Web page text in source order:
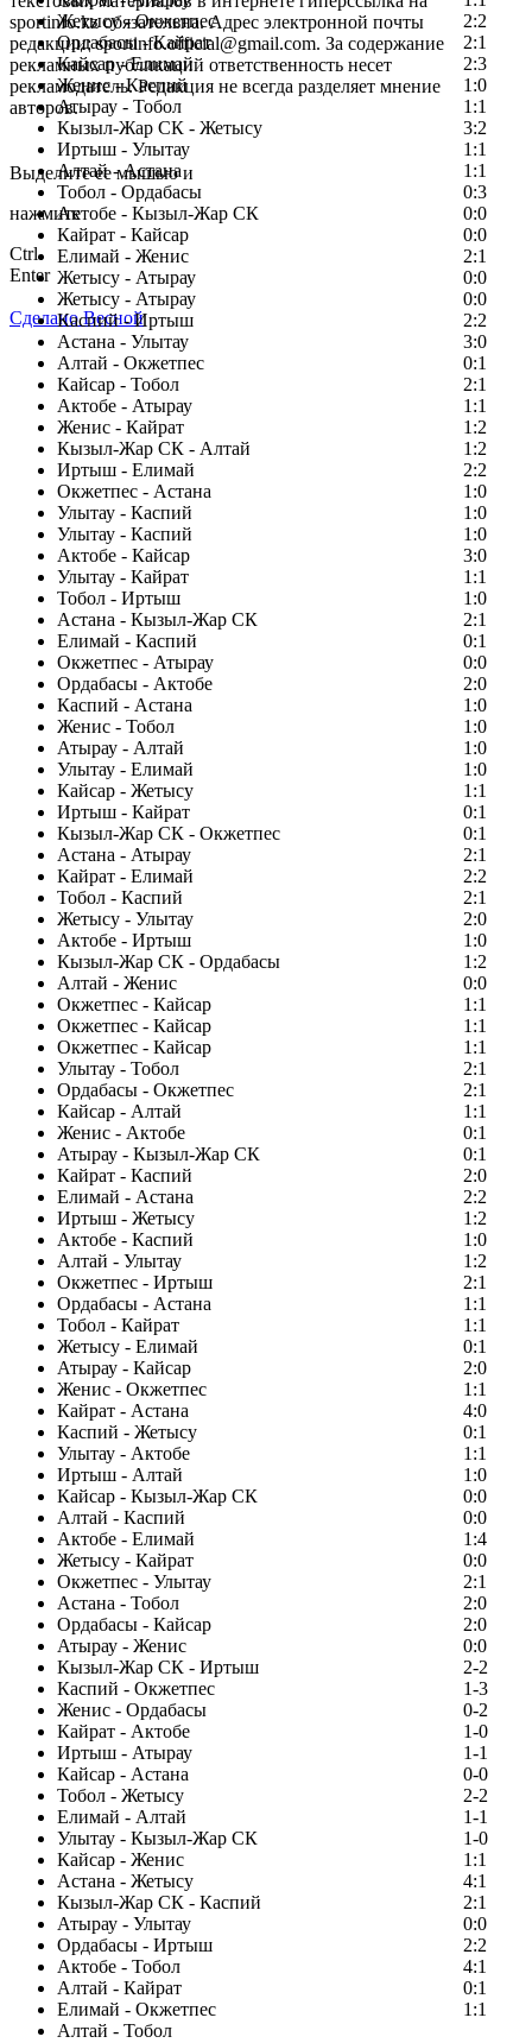
Жетысу - Окжетпес
2:2
Ордабасы - Кайрат
2:1
Кайсар - Елимай
2:3
Женис - Каспий
1:0
Атырау - Тобол
1:1
Кызыл-Жар СК - Жетысу
3:2
Иртыш - Улытау
1:1
Алтай - Астана
1:1
Тобол - Ордабасы
0:3
Актобе - Кызыл-Жар СК
0:0
Кайрат - Кайсар
0:0
Елимай - Женис
2:1
Жетысу - Атырау
0:0
Жетысу - Атырау
0:0
Каспий - Иртыш
2:2
Астана - Улытау
3:0
Алтай - Окжетпес
0:1
Кайсар - Тобол
2:1
Актобе - Атырау
1:1
Женис - Кайрат
1:2
Кызыл-Жар СК - Алтай
1:2
Иртыш - Елимай
2:2
Окжетпес - Астана
1:0
Улытау - Каспий
1:0
Улытау - Каспий
1:0
Актобе - Кайсар
3:0
Улытау - Кайрат
1:1
Тобол - Иртыш
1:0
Астана - Кызыл-Жар СК
2:1
Елимай - Каспий
0:1
Окжетпес - Атырау
0:0
Ордабасы - Актобе
2:0
Каспий - Астана
1:0
Женис - Тобол
1:0
Атырау - Алтай
1:0
Улытау - Елимай
1:0
Кайсар - Жетысу
1:1
Иртыш - Кайрат
0:1
Кызыл-Жар СК - Окжетпес
0:1
Астана - Атырау
2:1
Кайрат - Елимай
2:2
Тобол - Каспий
2:1
Жетысу - Улытау
2:0
Актобе - Иртыш
1:0
Кызыл-Жар СК - Ордабасы
1:2
Алтай - Женис
0:0
Окжетпес - Кайсар
1:1
Окжетпес - Кайсар
1:1
Окжетпес - Кайсар
1:1
Улытау - Тобол
2:1
Ордабасы - Окжетпес
2:1
Кайсар - Алтай
1:1
Женис - Актобе
0:1
Атырау - Кызыл-Жар СК
0:1
Кайрат - Каспий
2:0
Елимай - Астана
2:2
Иртыш - Жетысу
1:2
Актобе - Каспий
1:0
Алтай - Улытау
1:2
Окжетпес - Иртыш
2:1
Ордабасы - Астана
1:1
Тобол - Кайрат
1:1
Жетысу - Елимай
0:1
Атырау - Кайсар
2:0
Женис - Окжетпес
1:1
Кайрат - Астана
4:0
Каспий - Жетысу
0:1
Улытау - Актобе
1:1
Иртыш - Алтай
1:0
Кайсар - Кызыл-Жар СК
0:0
Алтай - Каспий
0:0
Актобе - Елимай
1:4
Жетысу - Кайрат
0:0
Окжетпес - Улытау
2:1
Астана - Тобол
2:0
Ордабасы - Кайсар
2:0
Атырау - Женис
0:0
Кызыл-Жар СК - Иртыш
2-2
Каспий - Окжетпес
1-3
Женис - Ордабасы
0-2
Кайрат - Актобе
1-0
Иртыш - Атырау
1-1
Кайсар - Астана
0-0
Тобол - Жетысу
2-2
Елимай - Алтай
1-1
Улытау - Кызыл-Жар СК
1-0
Кайсар - Женис
1:1
Астана - Жетысу
4:1
Кызыл-Жар СК - Каспий
2:1
Атырау - Улытау
0:0
Ордабасы - Иртыш
2:2
Актобе - Тобол
4:1
Алтай - Кайрат
0:1
Елимай - Окжетпес
1:1
Алтай - Тобол
sportinfo.kz обязательна. Адрес электронной почты
редакции: sportinfo.official@gmail.com. За содержание
рекламных публикаций ответственность несет
рекламодатель. Редакция не всегда разделяет мнение
авторов.
Заметили ошибку в тексте?
Выделите ее мышью и
нажмите
Ctrl
Enter
Сделано Весной